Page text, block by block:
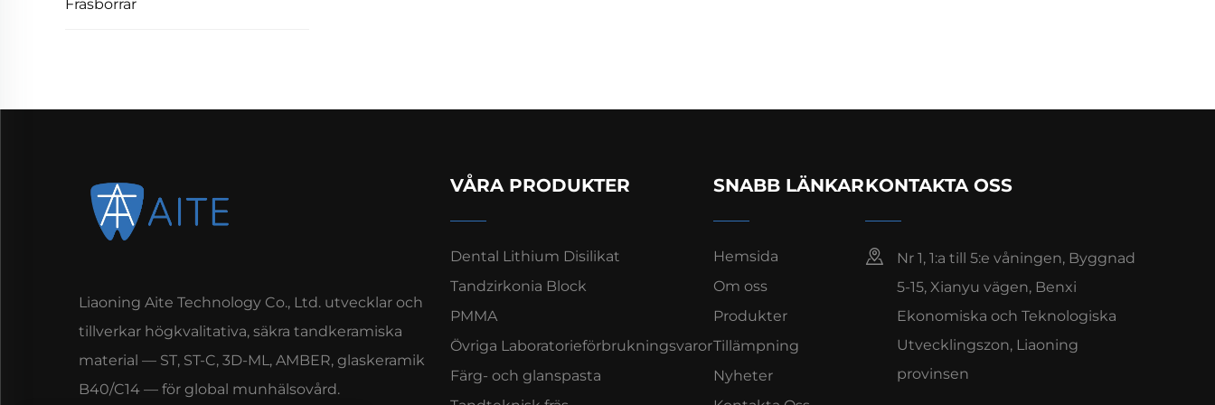
Fräsborrar
Liaoning Aite Technology Co., Ltd. utvecklar och
tillverkar högkvalitativa, säkra tandkeramiska
material — ST, ST-C, 3D-ML, AMBER, glaskeramik
B40/C14 — för global munhälsovård.
VÅRA PRODUKTER
Dental Lithium Disilikat
Tandzirkonia Block
PMMA
Övriga Laboratorieförbrukningsvaror
Färg- och glanspasta
SNABB LÄNKAR
Hemsida
Om oss
Produkter
Tillämpning
Nyheter
KONTAKTA OSS
Nr 1, 1:a till 5:e våningen, Byggnad
5-15, Xianyu vägen, Benxi
Ekonomiska och Teknologiska
Utvecklingszon, Liaoning
provinsen